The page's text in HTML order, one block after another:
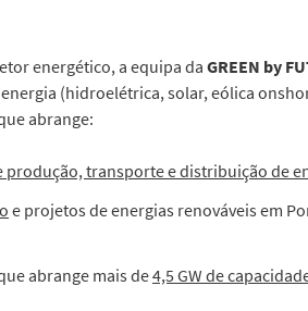
energético, a equipa da GREEN by
(hidroelétrica, solar, eólica
abrange:
transporte e distribuição de
e projetos de energias renováveis ​​em
abrange mais de4,5 GW de